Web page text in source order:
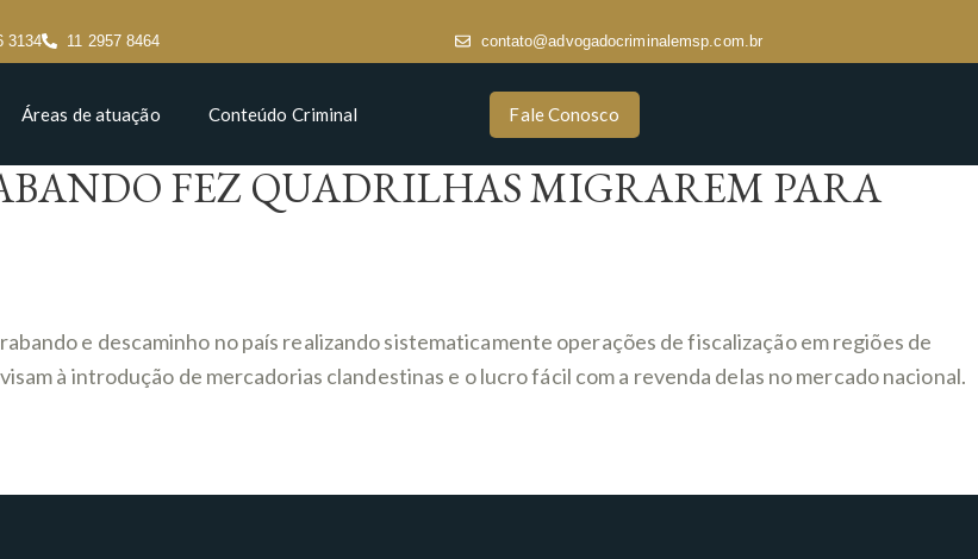
3134 11 2957 8464 contato@advogadocriminalemsp.com.br
Áreas de atuação Conteúdo Criminal Fale Conosco
FEZ QUADRILHAS MIGRAREM PARA
e descaminho no país realizando sistematicamente operações de fiscalização em regiões de
à introdução de mercadorias clandestinas e o lucro fácil com a revenda delas no mercado nacional.